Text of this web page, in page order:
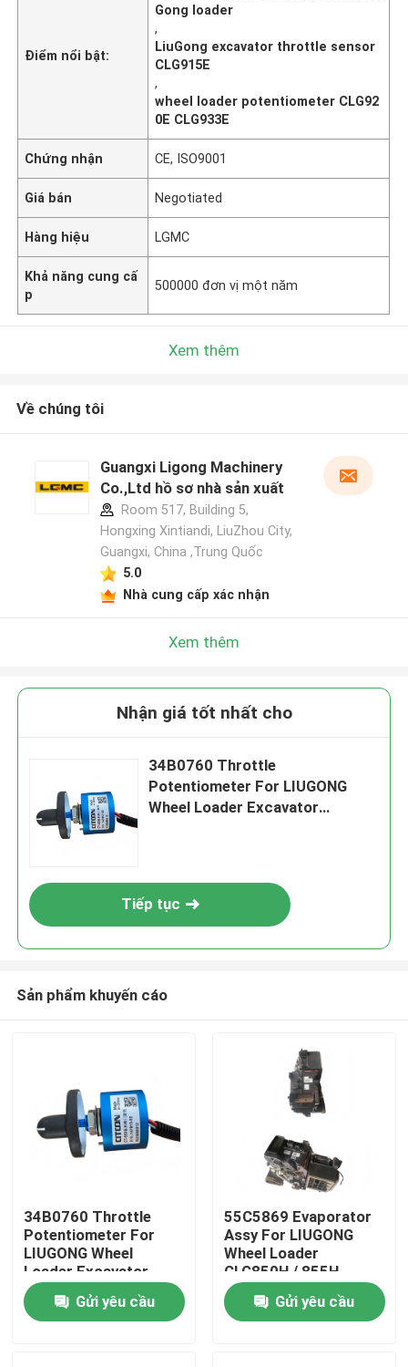
Trang chủ
Các sản phẩm
Điểm nổi bật:
Gong loader
,
LiuGong excavator throttle sensor
CLG915E
,
wheel loader potentiometer CLG92
0E CLG933E
Chứng nhận CE, ISO9001
Giá bán Negotiated
Hàng hiệu LGMC
Khả năng cung cấ
p
500000 đơn vị một năm
Xem thêm
Về chúng tôi
Guangxi Ligong Machinery
Co.,Ltd hồ sơ nhà sản xuất
Room 517, Building 5,
Hongxing Xintiandi, LiuZhou City,
Guangxi, China ,Trung Quốc
5.0
Nhà cung cấp xác nhận
Xem thêm
Nhận giá tốt nhất cho
34B0760 Throttle
Potentiometer For LIUGONG
Wheel Loader Excavator
Tiếp tục
Sản phẩm khuyến cáo
34B0760 Throttle
Potentiometer For
LIUGONG Wheel
Loader Excavator
CLG915E CLG920E
CLG933E CLG948E /
950E / 952E
Gửi yêu cầu
55C5869 Evaporator
Assy For LIUGONG
Wheel Loader
CLG850H / 855H
CLG835H / 842H /
870H / 886H
Excavator CLG920E /
Gửi yêu cầu